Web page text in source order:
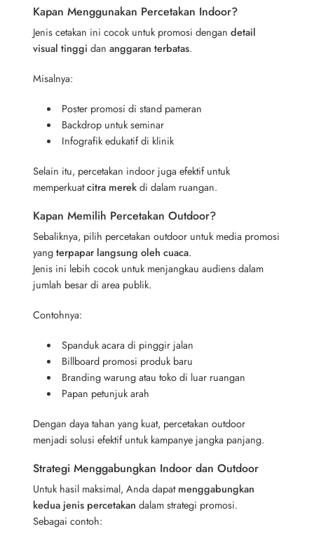
Kapan Menggunakan Percetakan Indoor?
Jenis cetakan ini cocok untuk promosi dengandetail
visual tinggi dananggaran terbatas.
Misalnya:
Poster promosi di stand pameran
Backdrop untuk seminar
Infografik edukatif di klinik
Selain itu, percetakan indoor juga efektif untuk
memperkuatcitra merekdi dalam ruangan.
Kapan Memilih Percetakan Outdoor?
Sebaliknya, pilih percetakan outdoor untuk media promosi
yangterpapar langsung oleh cuaca.
Jenis ini lebih cocok untuk menjangkau audiens dalam
jumlah besar di area publik.
Contohnya:
Spanduk acara di pinggir jalan
Billboard promosi produk baru
Branding warung atau toko di luar ruangan
Papan petunjuk arah
Dengan daya tahan yang kuat, percetakan outdoor
menjadi solusi efektif untuk kampanye jangka panjang.
Strategi Menggabungkan Indoor dan Outdoor
Untuk hasil maksimal, Anda dapatmenggabungkan
kedua jenis percetakan dalam strategi promosi.
Sebagai contoh: